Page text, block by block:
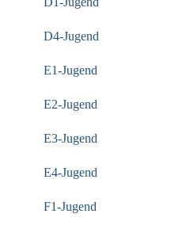
D4-Jugend
E1-Jugend
E2-Jugend
E3-Jugend
E4-Jugend
F1-Jugend